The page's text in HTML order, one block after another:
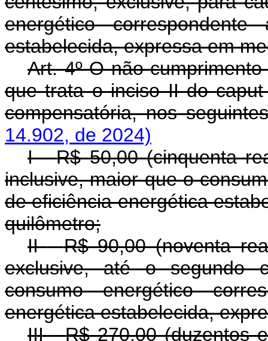
energético
estabelecida, expressa em
Art. 4º O não
que trata o inciso II do
compensatória, nos
14.902, de 2024)
I-R$ 50,00 (cinquenta
inclusive, maior que o
de eficiência energética
quilômetro;
II-R$ 90,00 (noventa
exclusive, até o segundo
consumo energético
energética estabelecida,
III-R$ 270,00 (duzentos